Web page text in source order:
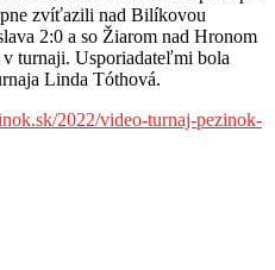
zvíťazili nad Bilíkovou
2:0 a so Žiarom nad Hronom
turnaji. Usporiadateľmi bola
Linda Tóthová.
2022/video-turnaj-pezinok-